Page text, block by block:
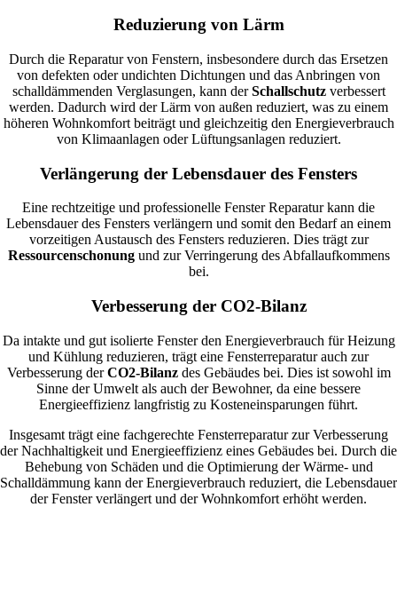
Reduzierung von Lärm
Durch die Reparatur von Fenstern, insbesondere durch das Ersetzen
von defekten oder undichten Dichtungen und das Anbringen von
schalldämmenden Verglasungen, kann derSchallschutzverbessert
werden. Dadurch wird der Lärm von außen reduziert, was zu einem
höheren Wohnkomfort beiträgt und gleichzeitig den Energieverbrauch
von Klimaanlagen oder Lüftungsanlagen reduziert.
Verlängerung der Lebensdauer des Fensters
Eine rechtzeitige und professionelle Fenster Reparatur kann die
Lebensdauer des Fensters verlängern und somit den Bedarf an einem
vorzeitigen Austausch des Fensters reduzieren. Dies trägt zur
Ressourcenschonungund zur Verringerung des Abfallaufkommens
bei.
Verbesserung der CO2-Bilanz
Da intakte und gut isolierte Fenster den Energieverbrauch für Heizung
und Kühlung reduzieren, trägt eine Fensterreparatur auch zur
Verbesserung derCO2-Bilanzdes Gebäudes bei. Dies ist sowohl im
Sinne der Umwelt als auch der Bewohner, da eine bessere
Energieeffizienz langfristig zu Kosteneinsparungen führt.
Insgesamt trägt eine fachgerechte Fensterreparatur zur Verbesserung
der Nachhaltigkeit und Energieeffizienz eines Gebäudes bei. Durch die
Behebung von Schäden und die Optimierung der Wärme- und
Schalldämmung kann der Energieverbrauch reduziert, die Lebensdauer
der Fenster verlängert und der Wohnkomfort erhöht werden.